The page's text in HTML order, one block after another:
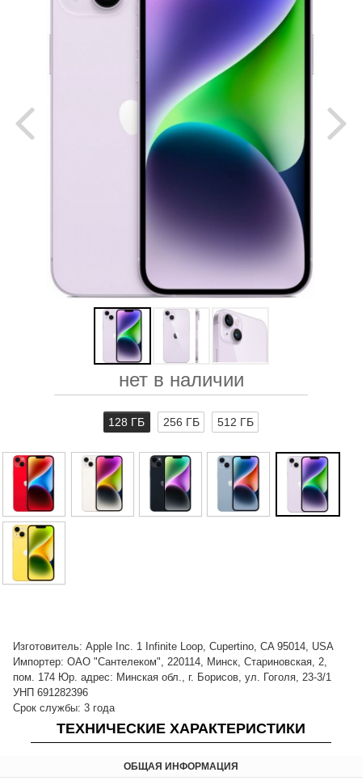
нет в наличии
128 ГБ 256 ГБ 512 ГБ
Изготовитель: Apple Inc. 1 Infinite Loop, Cupertino, CA 95014, USA
Импортер: ОАО "Сантелеком", 220114, Минск, Стариновская, 2,
пом. 174 Юр. адрес: Минская обл., г. Борисов, ул. Гоголя, 23-3/1
УНП 691282396
Срок службы: 3 года
ТЕХНИЧЕСКИЕ ХАРАКТЕРИСТИКИ
ОБЩАЯ ИНФОРМАЦИЯ